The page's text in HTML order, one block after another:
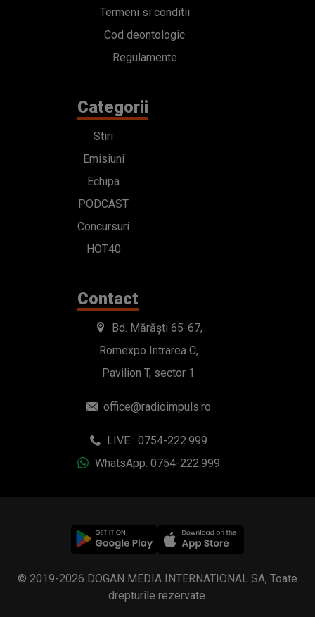
Termeni si conditii
Cod deontologic
Regulamente
Categorii
Stiri
Emisiuni
Echipa
PODCAST
Concursuri
HOT40
Contact
Bd. Mărăști 65-67,
Romexpo Intrarea C,
Pavilion T, sector 1
office@radioimpuls.ro
LIVE : 0754-222.999
WhatsApp: 0754-222.999
© 2019-2026 DOGAN MEDIA INTERNATIONAL SA, Toate
drepturile rezervate.